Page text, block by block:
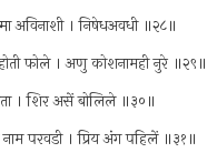
अविनाशी । निषेधअवधी ॥२८॥
फोले । अणु कोशनामही नुरे ॥२९॥
। शिर असें बोलिले ॥३०॥
परवडी । प्रिय अंग पहिलें ॥३१॥